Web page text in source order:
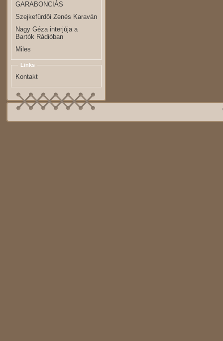
GARABONCIÁS
Szejkefürdõi Zenés Karaván
Nagy Géza interjúja a
Bartók Rádióban
Miles
Links
Kontakt